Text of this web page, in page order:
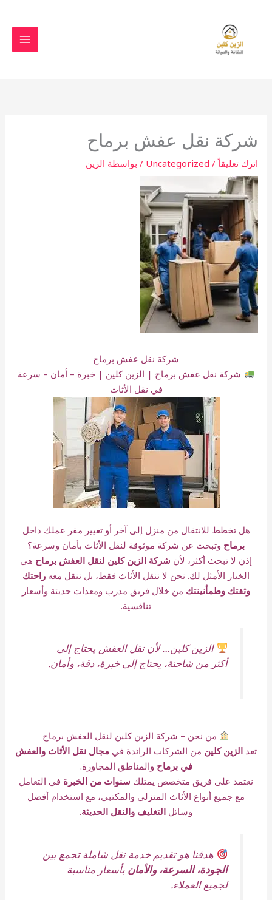
شركة نقل عفش برماح
اترك تعليقاً /
Uncategorized / بواسطة الزين
شركة نقل عفش برماح
شركة نقل عفش برماح | الزين كلين | خبرة – أمان – سرعة
في نقل الأثاث
هل تخطط للانتقال من منزل إلى آخر أو تغيير مقر عملك داخل
برماح وتبحث عن شركة موثوقة لنقل الأثاث بأمان وسرعة؟
إذن لا تبحث أكثر، لأن شركة الزين كلين لنقل العفش برماح هي
الخيار الأمثل لك. نحن لا ننقل الأثاث فقط، بل ننقل معه راحتك
وثقتك وطمأنينتك من خلال فريق مدرب ومعدات حديثة وأسعار
تنافسية.
الزين كلين… لأن نقل العفش يحتاج إلى
أكثر من شاحنة، يحتاج إلى خبرة، دقة، وأمان.
من نحن – شركة الزين كلين لنقل العفش برماح
تعد الزين كلين من الشركات الرائدة في مجال نقل الأثاث والعفش
في برماح والمناطق المجاورة.
نعتمد على فريق متخصص يمتلك سنوات من الخبرة في التعامل
مع جميع أنواع الأثاث المنزلي والمكتبي، مع استخدام أفضل
وسائل التغليف والنقل الحديثة.
هدفنا هو تقديم خدمة نقل شاملة تجمع بين
الجودة، السرعة، والأمان بأسعار مناسبة
لجميع العملاء.